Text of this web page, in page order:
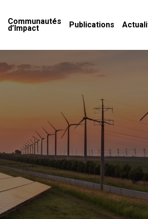
Communautés
d’Impact Publications